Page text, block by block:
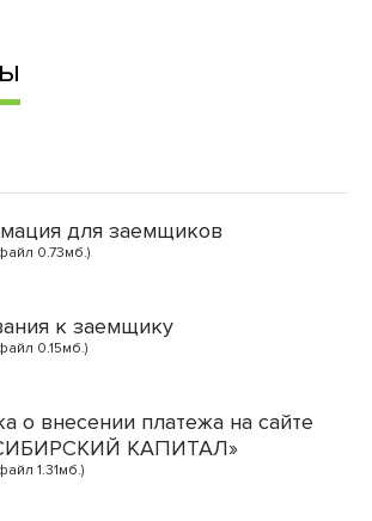
для заемщиков
0.73мб.)
к заемщику
0.15мб.)
о внесении платежа на сайте
КАПИТАЛ»
1.31мб.)